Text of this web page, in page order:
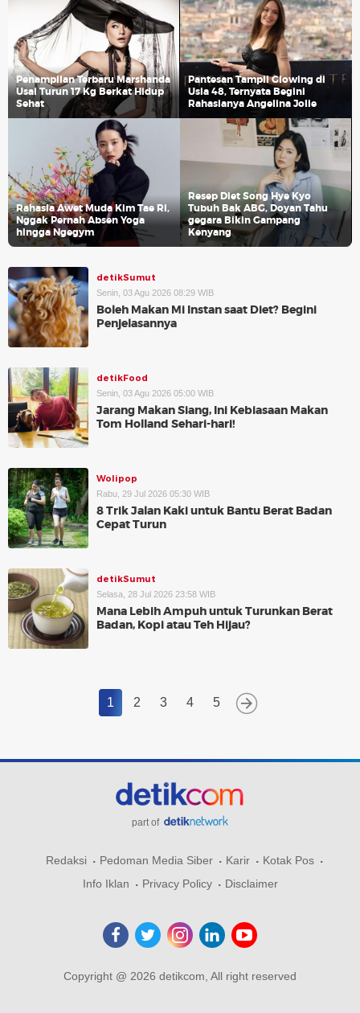
Penampilan Terbaru Marshanda
Usai Turun 17 Kg Berkat Hidup
Sehat
Pantesan Tampil Glowing di
Usia 48, Ternyata Begini
Rahasianya Angelina Jolie
Rahasia Awet Muda Kim Tae Ri,
Nggak Pernah Absen Yoga
hingga Ngegym
Resep Diet Song Hye Kyo
Tubuh Bak ABG, Doyan Tahu
gegara Bikin Gampang
Kenyang
detikSumut
Senin, 03 Agu 2026 08:29 WIB
Boleh Makan Mi Instan saat Diet? Begini
Penjelasannya
detikFood
Senin, 03 Agu 2026 05:00 WIB
Jarang Makan Siang, Ini Kebiasaan Makan
Tom Holland Sehari-hari!
Wolipop
Rabu, 29 Jul 2026 05:30 WIB
8 Trik Jalan Kaki untuk Bantu Berat Badan
Cepat Turun
detikSumut
Selasa, 28 Jul 2026 23:58 WIB
Mana Lebih Ampuh untuk Turunkan Berat
Badan, Kopi atau Teh Hijau?
1 2 3 4 5
part of
Redaksi Pedoman Media Siber Karir
Kotak Pos
Info Iklan
Privacy Policy Disclaimer
Copyright @ 2026 detikcom, All right reserved